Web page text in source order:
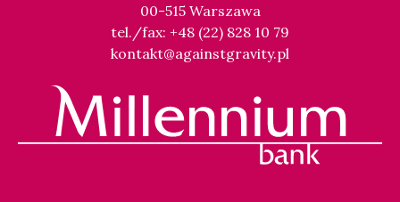
00-515 Warszawa
tel./fax: +48 (22) 828 10 79
kontakt@againstgravity.pl